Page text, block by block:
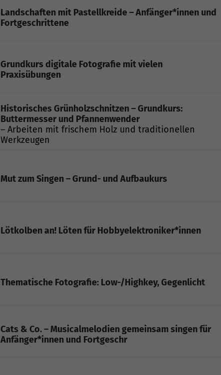
Landschaften mit Pastellkreide – Anfänger*innen und
Fortgeschrittene
Grundkurs digitale Fotografie mit vielen
Praxisübungen
Historisches Grünholzschnitzen – Grundkurs:
Buttermesser und Pfannenwender
– Arbeiten mit frischem Holz und traditionellen
Werkzeugen
Mut zum Singen – Grund- und Aufbaukurs
Lötkolben an! Löten für Hobbyelektroniker*innen
Thematische Fotografie: Low-/Highkey, Gegenlicht
Cats & Co. – Musicalmelodien gemeinsam singen für
Anfänger*innen und Fortgeschr